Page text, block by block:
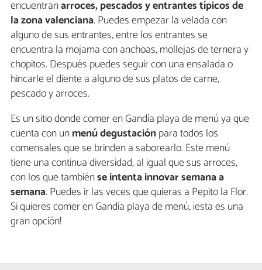
encuentranarroces, pescados y entrantes típicos de
la zona valenciana. Puedes empezar la velada con
alguno de sus entrantes, entre los entrantes se
encuentra la mojama con anchoas, mollejas de ternera y
chopitos. Después puedes seguir con una ensalada o
hincarle el diente a alguno de sus platos de carne,
pescado y arroces.
Es un sitio donde comer en Gandía playa de menú ya que
cuenta con unmenú degustaciónpara todos los
comensales que se brinden a saborearlo. Este menú
tiene una continua diversidad, al igual que sus arroces,
con los que tambiénse intenta innovar semana a
semana. Puedes ir las veces que quieras a Pepito la Flor.
Si quieres comer en Gandía playa de menú, ¡esta es una
gran opción!